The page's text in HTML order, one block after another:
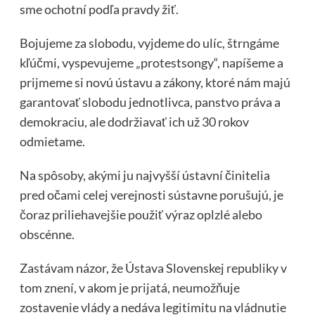
sme ochotní podľa pravdy žiť.
Bojujeme za slobodu, vyjdeme do ulíc, štrngáme
kľúčmi, vyspevujeme „protestsongy“, napíšeme a
prijmeme si novú ústavu a zákony, ktoré nám majú
garantovať slobodu jednotlivca, panstvo práva a
demokraciu, ale dodržiavať ich už 30 rokov
odmietame.
Na spôsoby, akými ju najvyšší ústavní činitelia
pred očami celej verejnosti sústavne porušujú, je
čoraz priliehavejšie použiť výraz oplzlé alebo
obscénne.
Zastávam názor, že Ústava Slovenskej republiky v
tom znení, v akom je prijatá, neumožňuje
zostavenie vlády a nedáva legitimitu na vládnutie